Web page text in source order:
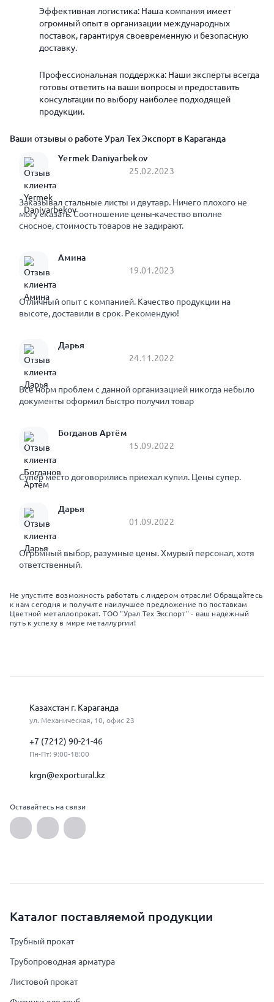
Эффективная логистика: Наша компания имеет
огромный опыт в организации международных
поставок, гарантируя своевременную и безопасную
доставку.
Профессиональная поддержка: Наши эксперты всегда
готовы ответить на ваши вопросы и предоставить
консультации по выбору наиболее подходящей
продукции.
Ваши отзывы о работе Урал Тех Экспорт в Караганда
Yermek Daniyarbekov
25.02.2023
Заказывал стальные листы и двутавр. Ничего плохого не
могу сказать. Соотношение цены-качество вполне
сносное, стоимость товаров не задирают.
Амина
19.01.2023
Отличный опыт с компанией. Качество продукции на
высоте, доставили в срок. Рекомендую!
Дарья
24.11.2022
Все норм проблем с данной организацией никогда небыло
документы оформил быстро получил товар
Богданов Артём
15.09.2022
Супер место договорились приехал купил. Цены супер.
Дарья
01.09.2022
Огромный выбор, разумные цены. Хмурый персонал, хотя
ответственный.
Не упустите возможность работать с лидером отрасли! Обращайтесь
к нам сегодня и получите наилучшее предложение по поставкам
Цветной металлопрокат. ТОО "Урал Тех Экспорт" - ваш надежный
путь к успеху в мире металлургии!
Казахстан г. Караганда
ул. Механическая, 10, офис 23
+7 (7212) 90-21-46
Пн-Пт: 9:00-18:00
krgn@exportural.kz
Оставайтесь на связи
Каталог поставляемой продукции
Трубный прокат
Трубопроводная арматура
Листовой прокат